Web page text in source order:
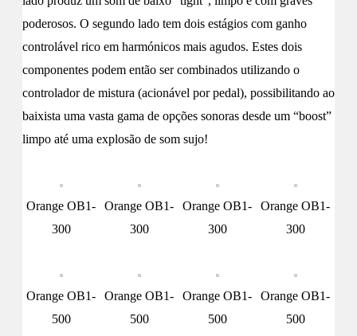
poderosos. O segundo lado tem dois estágios com ganho
controlável rico em harmónicos mais agudos. Estes dois
componentes podem então ser combinados utilizando o
controlador de mistura (acionável por pedal), possibilitando ao
baixista uma vasta gama de opções sonoras desde um “boost”
limpo até uma explosão de som sujo!
Orange OB1-
300
Orange OB1-
300
Orange OB1-
300
Orange OB1-
300
Orange OB1-
500
Orange OB1-
500
Orange OB1-
500
Orange OB1-
500